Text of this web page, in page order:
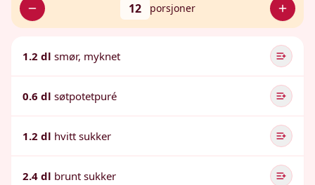
12 porsjoner
1.2 dl smør, myknet
0.6 dl søtpotetpuré
1.2 dl hvitt sukker
2.4 dl brunt sukker